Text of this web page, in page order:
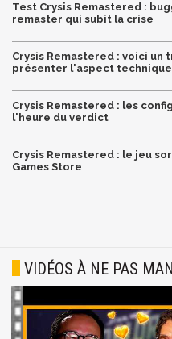
Test Crysis Remastered :
remaster qui subit la crise
Crysis Remastered : voici un
présenter l'aspect technique
Crysis Remastered : les
l'heure du verdict
Crysis Remastered : le jeu
Games Store
VIDÉOS À NE PAS